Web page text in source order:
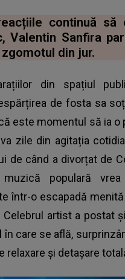
continuă să
Valentin Sanfira
din jur.
din spațiul
de fosta sa
este momentul să ia o
zile din agitația
de când a divorțat de
populară
într-o escapadă
Celebrul artist a postat
în care se află,
relaxare și detașare